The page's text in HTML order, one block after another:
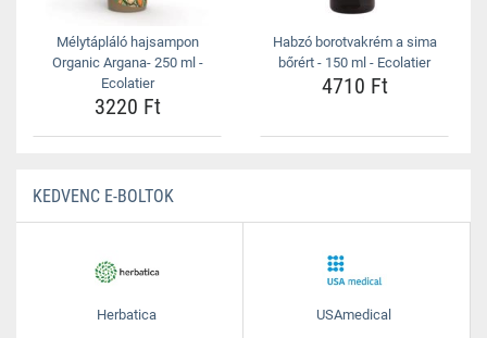
Mélytápláló hajsampon
Organic Argana- 250 ml -
Ecolatier
3220 Ft
Habzó borotvakrém a sima
bőrért - 150 ml - Ecolatier
4710 Ft
KEDVENC E-BOLTOK
Herbatica USAmedical